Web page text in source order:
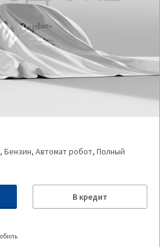
Бензин, Автомат робот, Полный
В кредит